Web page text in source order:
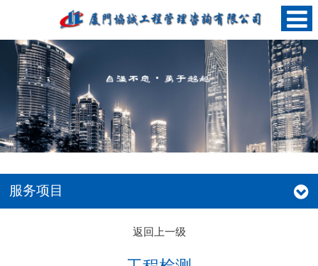
服务项目
返回上一级